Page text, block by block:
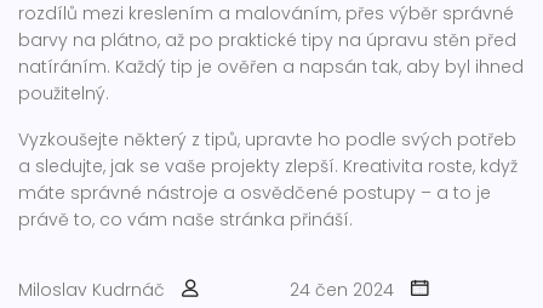
rozdílů mezi kreslením a malováním, přes výběr správné
barvy na plátno, až po praktické tipy na úpravu stěn před
natíráním. Každý tip je ověřen a napsán tak, aby byl ihned
použitelný.
Vyzkoušejte některý z tipů, upravte ho podle svých potřeb
a sledujte, jak se vaše projekty zlepší. Kreativita roste, když
máte správné nástroje a osvědčené postupy – a to je
právě to, co vám naše stránka přináší.
Miloslav Kudrnáč
24 čen 2024